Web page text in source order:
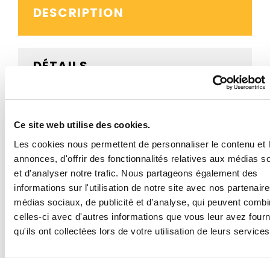
Ce site web utilise des cookies.
Les cookies nous permettent de personnaliser le contenu et
annonces, d'offrir des fonctionnalités relatives aux médias
et d'analyser notre trafic. Nous partageons également des
informations sur l'utilisation de notre site avec nos
médias sociaux, de publicité et d'analyse, qui peuvent
celles-ci avec d'autres informations que vous leur avez
qu'ils ont collectées lors de votre utilisation de leurs
DESCRIPTION
DÉTAILS
AVIS CLIENTS
BESOIN D'AIDE ?
Ce panneau routier A19 risque de chute de pierres ou
de présence sur la route de pierres tombées est